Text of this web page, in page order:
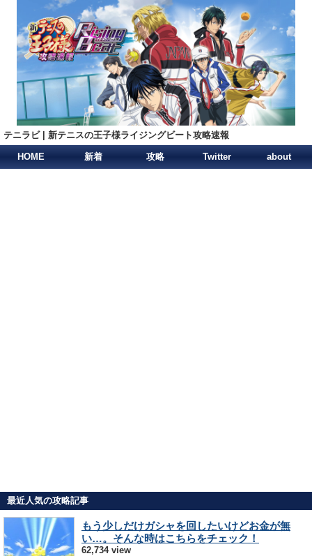
テニラビ | 新テニスの王子様ライジングビート攻略速報
HOME 新着 攻略 Twitter about
最近人気の攻略記事
もう少しだけガシャを回したいけどお金が無
い…。そんな時はこちらをチェック！
62,734 view